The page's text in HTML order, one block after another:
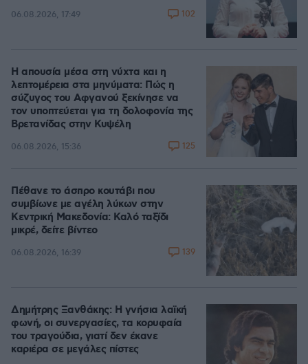
06.08.2026, 17:49 102
Η απουσία μέσα στη νύχτα και η
λεπτομέρεια στα μηνύματα: Πώς η
σύζυγος του Αφγανού ξεκίνησε να
τον υποπτεύεται για τη δολοφονία της
Βρετανίδας στην Κυψέλη
06.08.2026, 15:36 125
Πέθανε το άσπρο κουτάβι που
συμβίωνε με αγέλη λύκων στην
Κεντρική Μακεδονία: Καλό ταξίδι
μικρέ, δείτε βίντεο
06.08.2026, 16:39 139
Δημήτρης Ξανθάκης: Η γνήσια λαϊκή
φωνή, οι συνεργασίες, τα κορυφαία
του τραγούδια, γιατί δεν έκανε
καριέρα σε μεγάλες πίστες